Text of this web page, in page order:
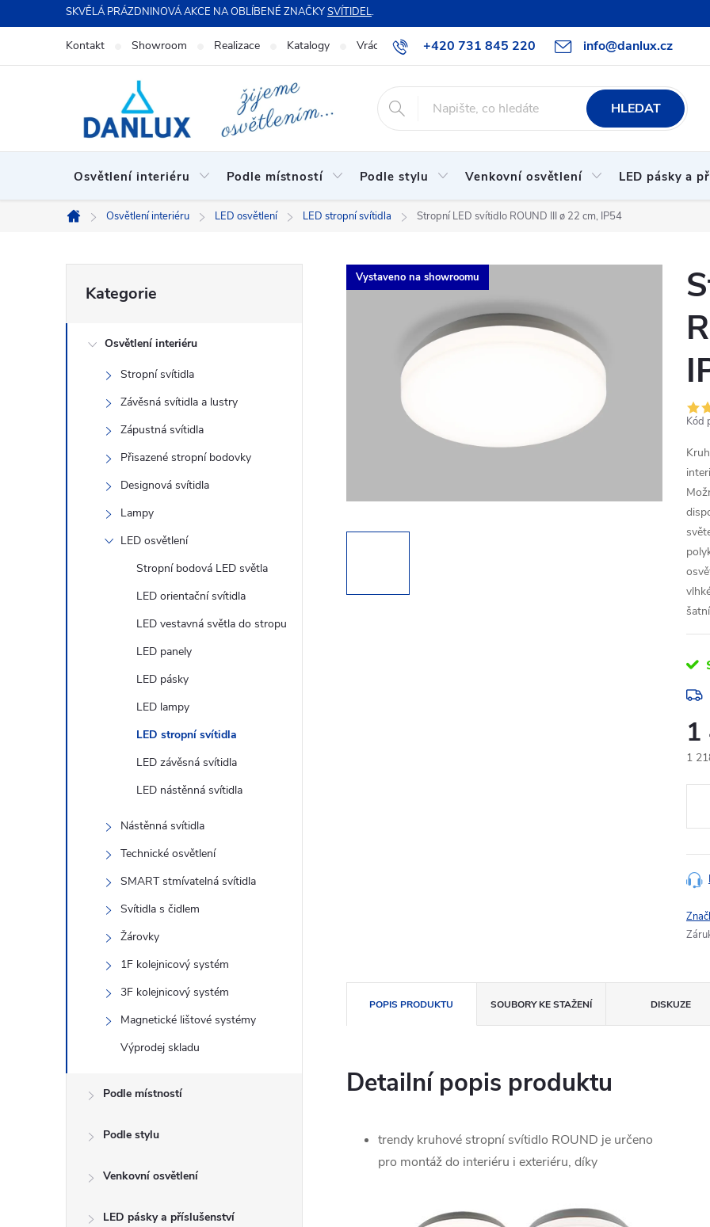
na
SKVĚLÁ PRÁZDNINOVÁ AKCE NA OBLÍBENÉ ZNAČKYSVÍTIDEL.
+420 731 845 220 info@danlux.cz
Kontakt Showroom Realizace Katalogy Vrácení zboží a reklamace O nás B2B spolupráce
HLEDAT
Osvětlení interiéru Podle místností Podle stylu Venkovní osvětlení LED pásky a
Domů
Osvětlení interiéru LED osvětlení LED stropní svítidla Stropní LED svítidlo ROUND III ø 22 cm, IP54
o
kategorie
Kategorie
Osvětlení interiéru
Stropní svítidla
Závěsná svítidla a lustry
Zápustná svítidla
Přisazené stropní bodovky
Designová svítidla
Lampy
LED osvětlení
Stropní bodová LED světla
LED orientační svítidla
LED vestavná světla do stropu
LED panely
LED pásky
LED lampy
LED stropní svítidla
LED závěsná svítidla
LED nástěnná svítidla
Nástěnná svítidla
Technické osvětlení
SMART stmívatelná svítidla
Svítidla s čidlem
Žárovky
1F kolejnicový systém
3F kolejnicový systém
Magnetické lištové systémy
Výprodej skladu
Podle místností
Podle stylu
Venkovní osvětlení
LED pásky a příslušenství
Vystaveno na showroomu
Kód
1
1
POPIS PRODUKTU SOUBORY KE STAŽENÍ DISKUZE
Detailní popis produktu
trendy kruhové stropní svítidlo ROUND je určeno
pro montáž do interiéru i exteriéru, díky